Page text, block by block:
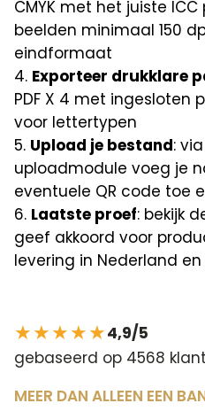
CMYK met het juiste
beelden minimaal 150
eindformaat
Exporteer drukklare
PDF X 4 met ingesloten
voor lettertypen
Upload je bestand:
uploadmodule voeg je
eventuele QR code toe
Laatste proef: bekijk
geef akkoord voor
levering in Nederland en
★★★★★4,9/5
gebaseerd op 4568
MEER DAN ALLEEN EEN